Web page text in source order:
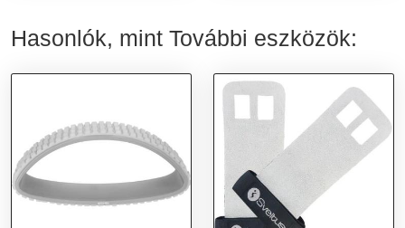
Hasonlók, mint További eszközök: